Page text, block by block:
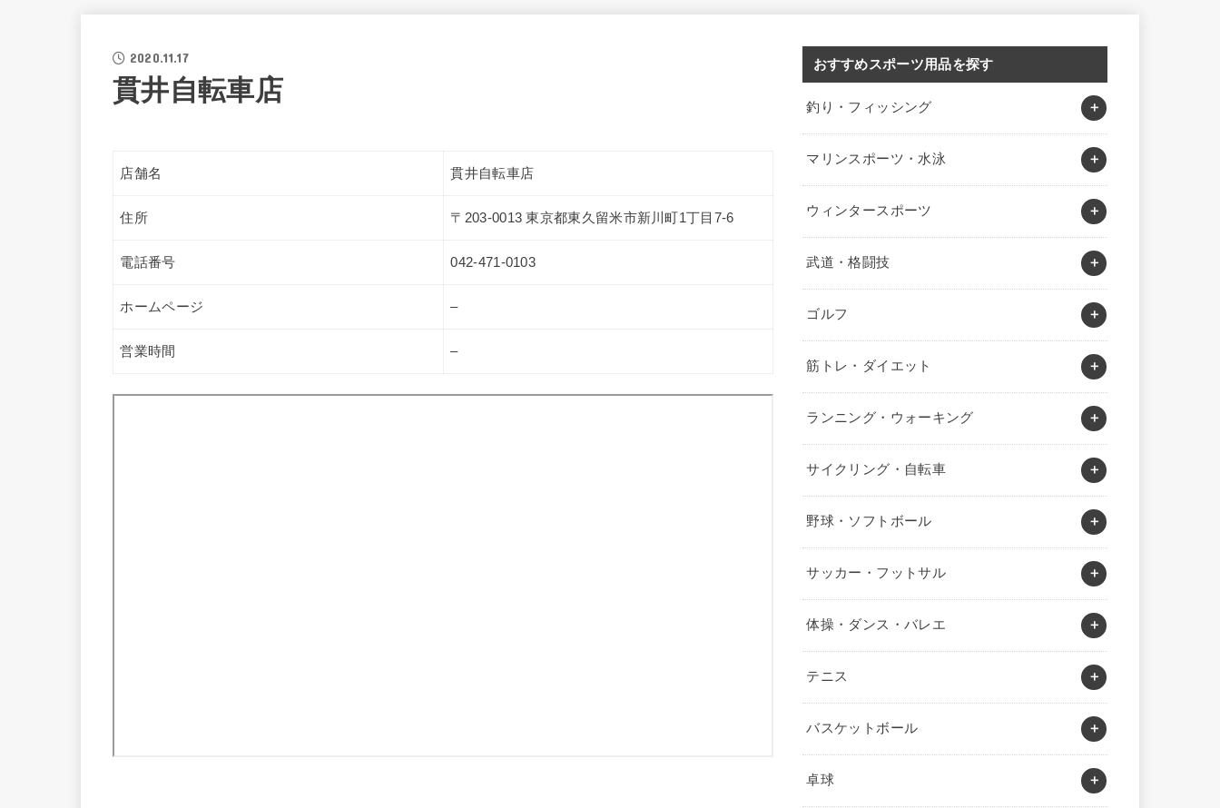
2020.11.17
貫井自転車店
店舗名 貫井自転車店
住所 〒203-0013 東京都東久留米市新川町1丁目7-6
電話番号 042-471-0103
ホームページ –
営業時間 –
おすすめスポーツ用品を探す
釣り・フィッシング
マリンスポーツ・水泳
ウィンタースポーツ
武道・格闘技
ゴルフ
筋トレ・ダイエット
ランニング・ウォーキング
サイクリング・自転車
野球・ソフトボール
サッカー・フットサル
体操・ダンス・バレエ
テニス
バスケットボール
卓球